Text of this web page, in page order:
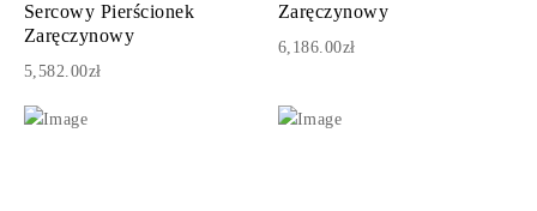
Sercowy Pierścionek
Zaręczynowy
5,582.00zł
Zaręczynowy
6,186.00zł